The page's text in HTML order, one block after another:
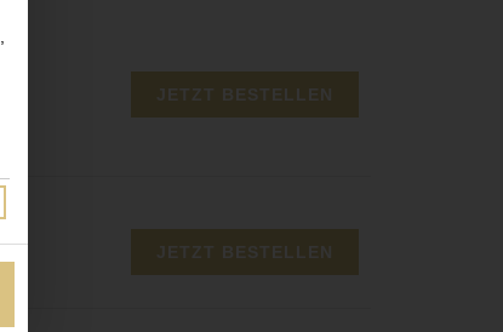
JETZT BESTELLEN
JETZT BESTELLEN